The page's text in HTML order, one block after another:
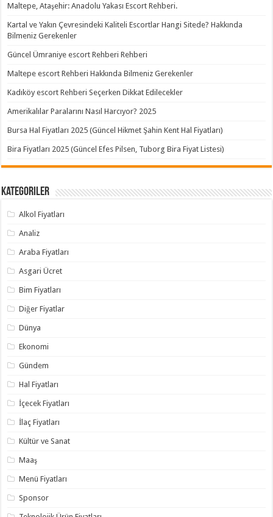
Maltepe, Ataşehir: Anadolu Yakası Escort Rehberi.
Kartal ve Yakın Çevresindeki Kaliteli Escortlar Hangi Sitede? Hakkında
Bilmeniz Gerekenler
Güncel Ümraniye escort Rehberi Rehberi
Maltepe escort Rehberi Hakkında Bilmeniz Gerekenler
Kadıköy escort Rehberi Seçerken Dikkat Edilecekler
Amerikalılar Paralarını Nasıl Harcıyor? 2025
Bursa Hal Fiyatları 2025 (Güncel Hikmet Şahin Kent Hal Fiyatları)
Bira Fiyatları 2025 (Güncel Efes Pilsen, Tuborg Bira Fiyat Listesi)
Kategoriler
Alkol Fiyatları
Analiz
Araba Fiyatları
Asgari Ücret
Bim Fiyatları
Diğer Fiyatlar
Dünya
Ekonomi
Gündem
Hal Fiyatları
İçecek Fiyatları
İlaç Fiyatları
Kültür ve Sanat
Maaş
Menü Fiyatları
Sponsor